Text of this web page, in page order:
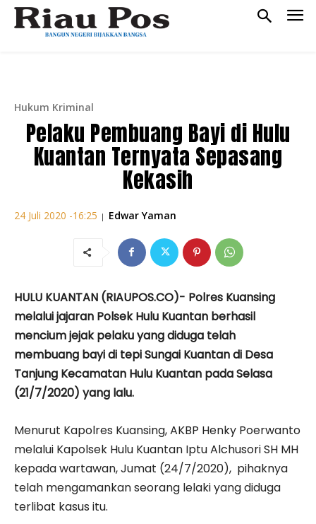
Hukum Kriminal
Pelaku Pembuang Bayi di Hulu
Kuantan Ternyata Sepasang
Kekasih
24 Juli 2020 -16:25 | Edwar Yaman
HULU KUANTAN (RIAUPOS.CO)- Polres Kuansing
melalui jajaran Polsek Hulu Kuantan berhasil
mencium jejak pelaku yang diduga telah
membuang bayi di tepi Sungai Kuantan di Desa
Tanjung Kecamatan Hulu Kuantan pada Selasa
(21/7/2020) yang lalu.
Menurut Kapolres Kuansing, AKBP Henky Poerwanto
melalui Kapolsek Hulu Kuantan Iptu Alchusori SH MH
kepada wartawan, Jumat (24/7/2020), pihaknya
telah mengamankan seorang lelaki yang diduga
terlibat kasus itu.